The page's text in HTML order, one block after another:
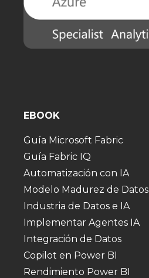
EBOOK
Guía Microsoft Fabric
Guía Fabric IQ
Automatización con IA
Modelo Madurez de Datos
Industria de Datos e IA
Implementar Agentes IA
Integración de Datos
Copilot en Power BI
Rendimiento Power BI